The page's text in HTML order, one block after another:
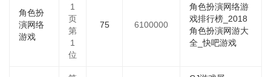
角色扮
演网络
游戏
1
页
第
1
位
75 6100000
角色扮演网络游
戏排行榜_2018
角色扮演网游大
全_快吧游戏